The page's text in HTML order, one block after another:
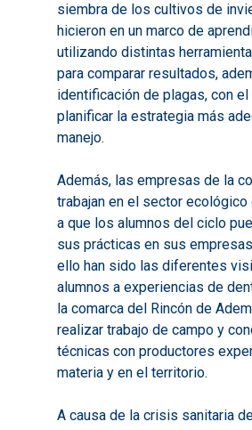
siembra de los cultivos de
hicieron en un marco de
utilizando distintas
para comparar resultados,
identificación de plagas, con
planificar la estrategia más
manejo.
Además, las empresas de la
trabajan en el sector
a que los alumnos del ciclo
sus prácticas en sus
ello han sido las diferentes
alumnos a experiencias de
la comarca del Rincón de
realizar trabajo de campo y
técnicas con productores
materia y en el territorio.
A causa de la crisis sanitaria